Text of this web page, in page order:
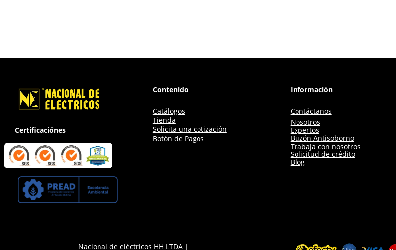
Certificaciónes
Contenido
Catálogos
Tienda
Solicita una cotización
Botón de Pagos
Información
Contáctanos
Nosotros
Expertos
Buzón Antisoborno
Trabaja con nosotros
Solicitud de crédito
Blog
Nacional de eléctricos HH LTDA |